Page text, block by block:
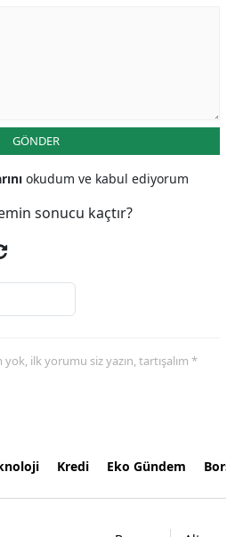
GÖNDER
okudum ve kabul ediyorum
sonucu kaçtır?
ilk yorumu siz yazın, tartışalım *
Kredi Eko Gündem